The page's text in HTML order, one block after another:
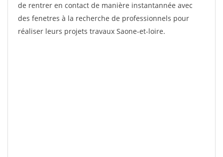
de rentrer en contact de manière instantannée avec
des fenetres à la recherche de professionnels pour
réaliser leurs projets travaux Saone-et-loire.